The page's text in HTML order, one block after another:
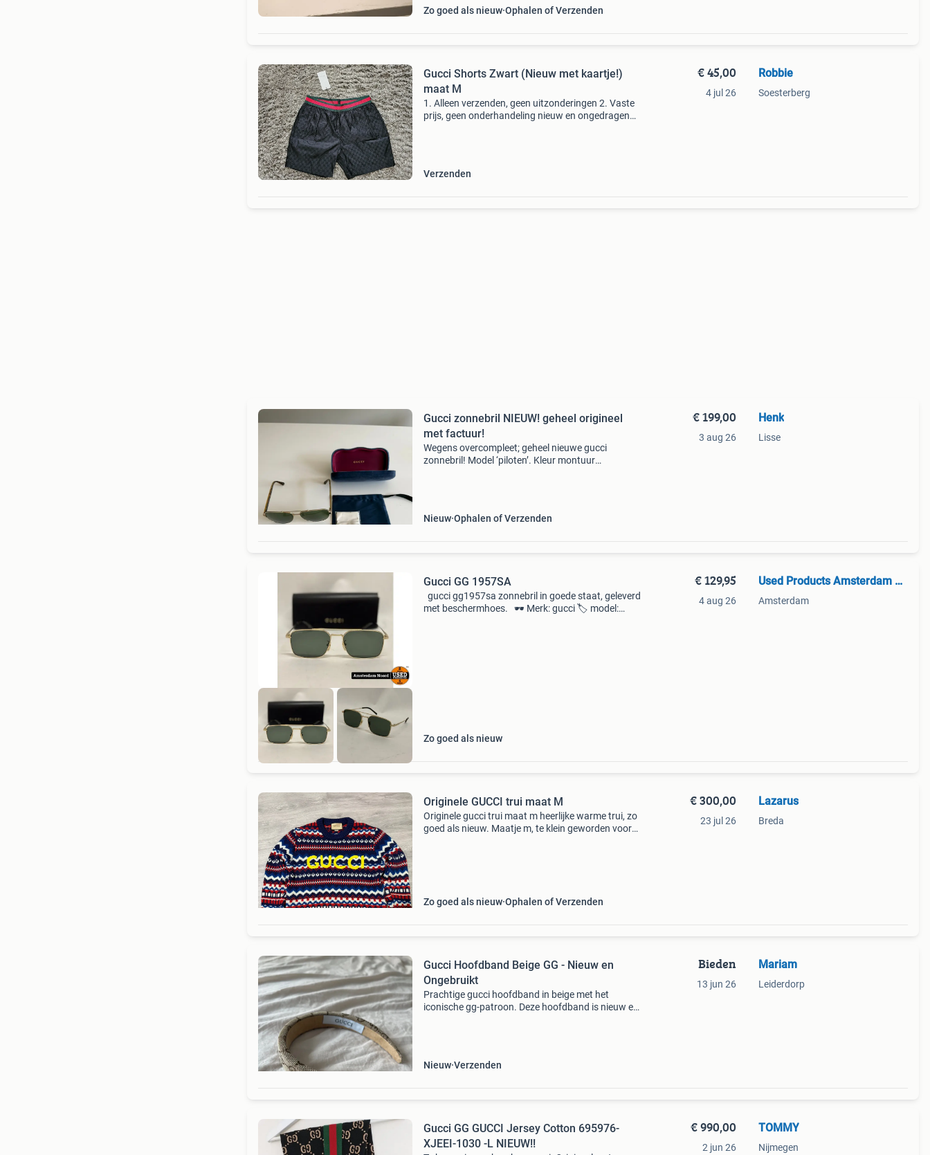
Zo goed als nieuw Ophalen of Verzenden
Gucci Shorts Zwart (Nieuw met kaartje!)
maat M
1. Alleen verzenden, geen uitzonderingen 2. Vaste
prijs, geen onderhandeling nieuw en ongedragen
Verzenden
€ 45,00
4 jul 26
Robbie
Soesterberg
Gucci zonnebril NIEUW! geheel origineel
met factuur!
Wegens overcompleet; geheel nieuwe gucci
zonnebril! Model ‘piloten’. Kleur montuur
Nieuw Ophalen of Verzenden
€ 199,00
3 aug 26
Henk
Lisse
Gucci GG 1957SA
gucci gg1957sa zonnebril in goede staat, geleverd
met beschermhoes. 🕶️ Merk: gucci 🏷️ model:
Zo goed als nieuw
€ 129,95
4 aug 26
Used Products Amsterdam Noord
Amsterdam
Originele GUCCI trui maat M
Originele gucci trui maat m heerlijke warme trui, zo
goed als nieuw. Maatje m, te klein geworden voor
Zo goed als nieuw Ophalen of Verzenden
€ 300,00
23 jul 26
Lazarus
Breda
Gucci Hoofdband Beige GG - Nieuw en
Ongebruikt
Prachtige gucci hoofdband in beige met het
iconische gg-patroon. Deze hoofdband is nieuw en
Nieuw Verzenden
Bieden
13 jun 26
Mariam
Leiderdorp
Gucci GG GUCCI Jersey Cotton 695976-
XJEEI-1030 -L NIEUW!!
€ 990,00
2 jun 26
TOMMY
Nijmegen